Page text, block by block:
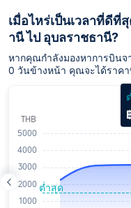
เมื่อไหร่เป็นเวลาที่ดีที่
านี ไป อุบลราชธานี?
หากคุณกำลังมองหาการบิน
0 วันข้างหน้า คุณจะได้ราค